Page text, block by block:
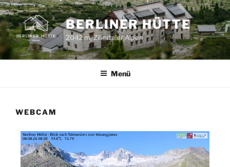
BERLINER HÜTTE
2042 m, Zillertaler Alpen
Menü
WEBCAM